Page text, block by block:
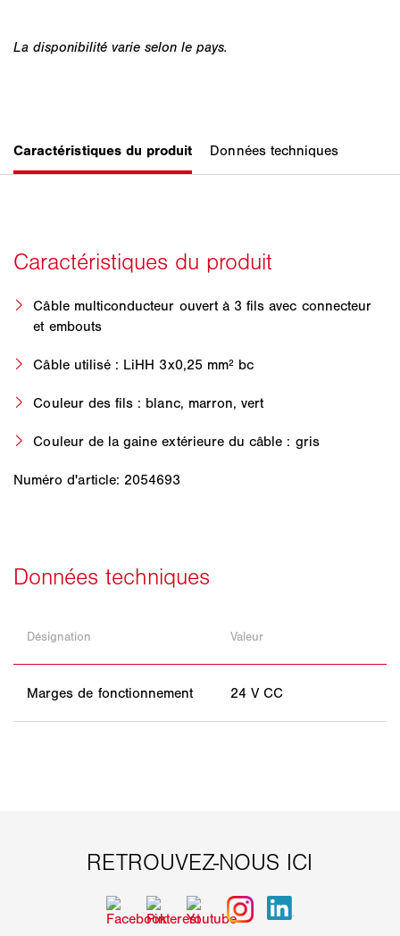
Câble multiconducteur ouvert à 3 fils avec connecteur
et embouts
Câble utilisé : LiHH 3x0,25 mm² bc
Couleur des fils : blanc, marron, vert
Couleur de la gaine extérieure du câble : gris
Numéro d'article: 2054693
Désignation Valeur
Marges de fonctionnement 24 V CC